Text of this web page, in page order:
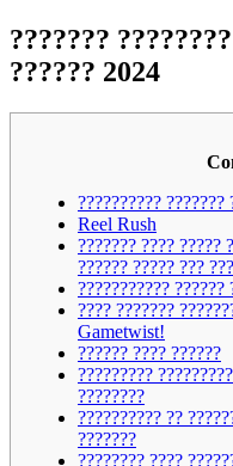
???????
?????? 2024
?????????? ???????
Reel Rush
??????? ???? ?????
?????? ????? ???
??????????? ??????
???? ???????
Gametwist!
?????? ???? ??????
?????????
????????
?????????? ??
???????
???????? ????